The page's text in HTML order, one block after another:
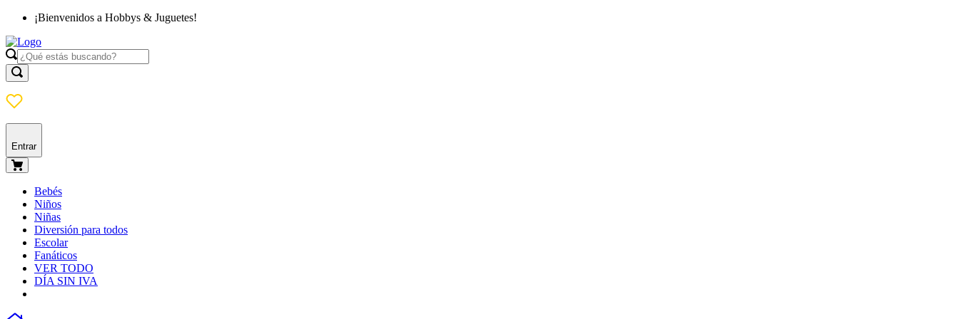
¡Bienvenidos a Hobbys & Juguetes!
Entrar
Bebés
Niños
Niñas
Diversión para todos
Escolar
Fanáticos
VER TODO
DÍA SIN IVA